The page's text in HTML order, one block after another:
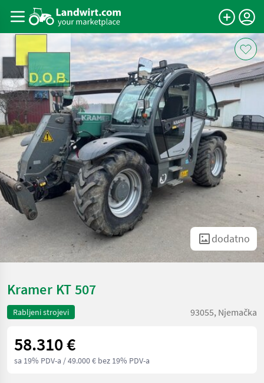
dodatno
Kramer KT 507
Rabljeni strojevi 93055, Njemačka
58.310 €
sa 19% PDV-a / 49.000 € bez 19% PDV-a